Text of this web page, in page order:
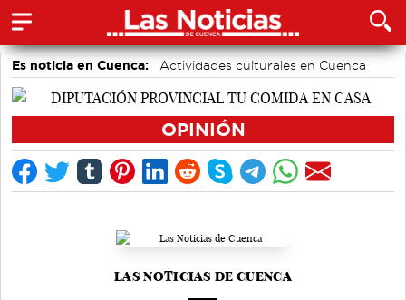
Es noticia en Cuenca:
Actividades culturales en Cuenca
Medio Ambiente
OPINIÓN
LAS NOTICIAS DE CUENCA